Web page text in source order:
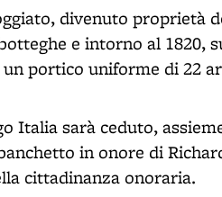
divenuto proprietà
e intorno al
portico uniforme di 22
Italia sarà ceduto,
in onore di
cittadinanza onoraria.